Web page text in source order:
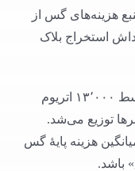
هزینه‌های گس از
استخراج بلاک
در سال گذشته، در هر روز به‌طور متوسط ۱۳٬۰۰۰ اتریوم
توزیع می‌‌شد.
هزینه پایهٔ گس